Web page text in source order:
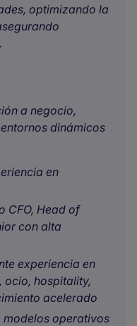
optimizando la
a negocio,
dinámicos
en
CFO, Head of
con alta
experiencia en
ocio, hospitality,
acelerado
modelos operativos